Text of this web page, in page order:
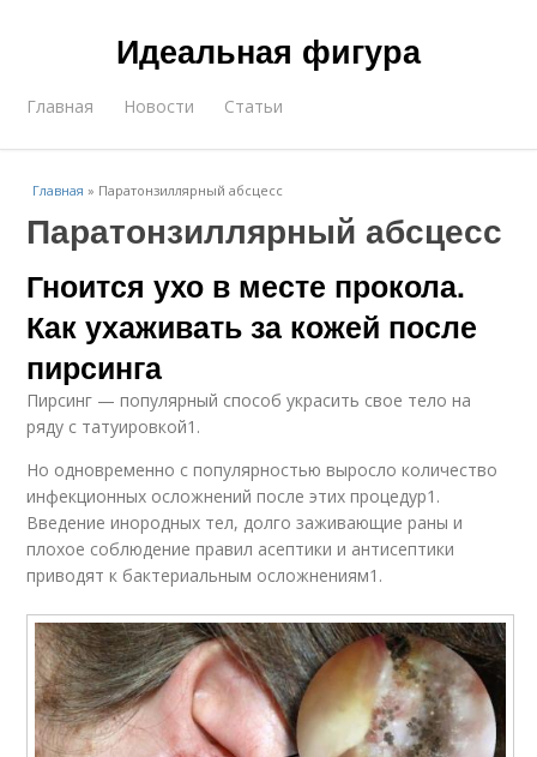
Идеальная фигура
Главная Новости Статьи
Главная » Паратонзиллярный абсцесс
Паратонзиллярный абсцесс
Гноится ухо в месте прокола.
Как ухаживать за кожей после
пирсинга
Пирсинг — популярный способ украсить свое тело на
ряду с татуировкой1.
Но одновременно с популярностью выросло количество
инфекционных осложнений после этих процедур1.
Введение инородных тел, долго заживающие раны и
плохое соблюдение правил асептики и антисептики
приводят к бактериальным осложнениям1.